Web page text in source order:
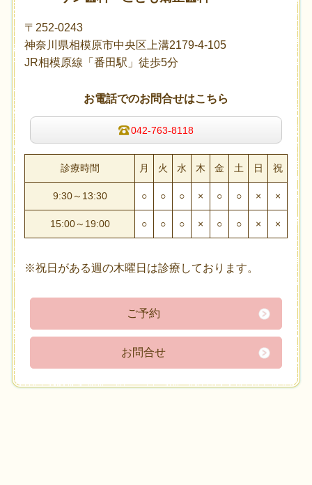
〒252-0243
神奈川県相模原市中央区上溝2179-4-105
JR相模原線「番田駅」徒歩5分
お電話でのお問合せはこちら
042-763-8118
診療時間 月 火 水 木 金 土 日 祝
9:30～13:30 ○ ○ ○ × ○ ○ × ×
15:00～19:00 ○ ○ ○ × ○ ○ × ×
※祝日がある週の木曜日は診療しております。
ご予約
お問合せ